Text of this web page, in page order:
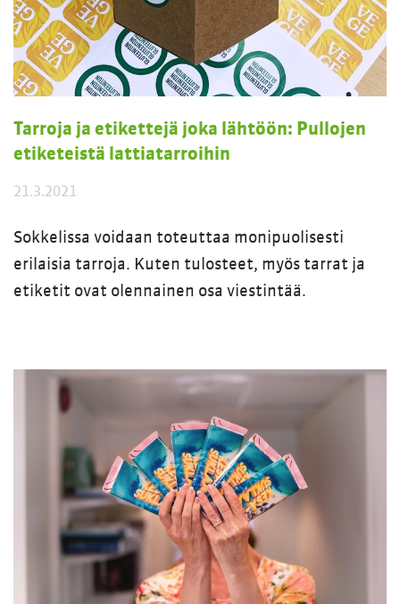
Tarroja ja etikettejä joka lähtöön: Pullojen
etiketeistä lattiatarroihin
21.3.2021
Sokkelissa voidaan toteuttaa monipuolisesti
erilaisia tarroja. Kuten tulosteet, myös tarrat ja
etiketit ovat olennainen osa viestintää.